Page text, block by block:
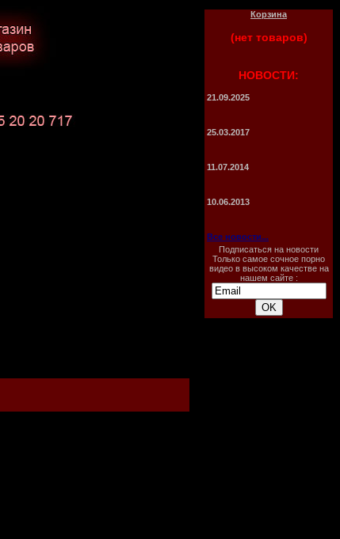
Корзина
(нет товаров)
НОВОСТИ:
21.09.2025
25.03.2017
11.07.2014
10.06.2013
Все новости...
Подписаться на новости
Только самое сочное порно
видео в высоком качестве на
нашем сайте :